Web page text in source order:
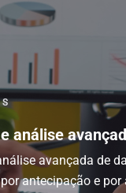
análise
avançada de
antecipação e